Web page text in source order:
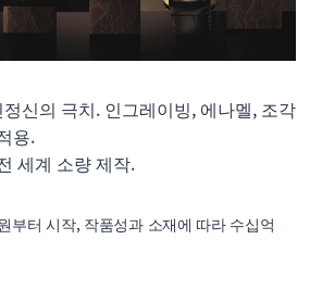
신의 극치. 인그레이빙, 에나멜, 조각
용.
세계 소량 제작.
부터 시작, 작품성과 소재에 따라 수십억